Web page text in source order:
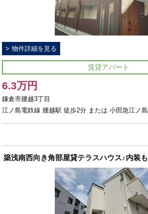
物件詳細を見る
賃貸アパート
6.3万円
鎌倉市腰越3丁目
江ノ島電鉄線 腰越駅 徒歩2分 または 小田急江ノ
築浅南西向き角部屋貸テラスハウス♪内装